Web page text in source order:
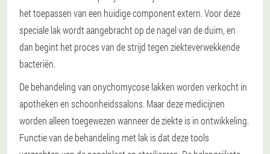
het toepassen van een huidige component extern. Voor deze
speciale lak wordt aangebracht op de nagel van de duim, en
dan begint het proces van de strijd tegen ziekteverwekkende
bacteriën.
De behandeling van onychomycose lakken worden verkocht in
apotheken en schoonheidssalons. Maar deze medicijnen
worden alleen toegewezen wanneer de ziekte is in ontwikkeling.
Functie van de behandeling met lak is dat deze tools